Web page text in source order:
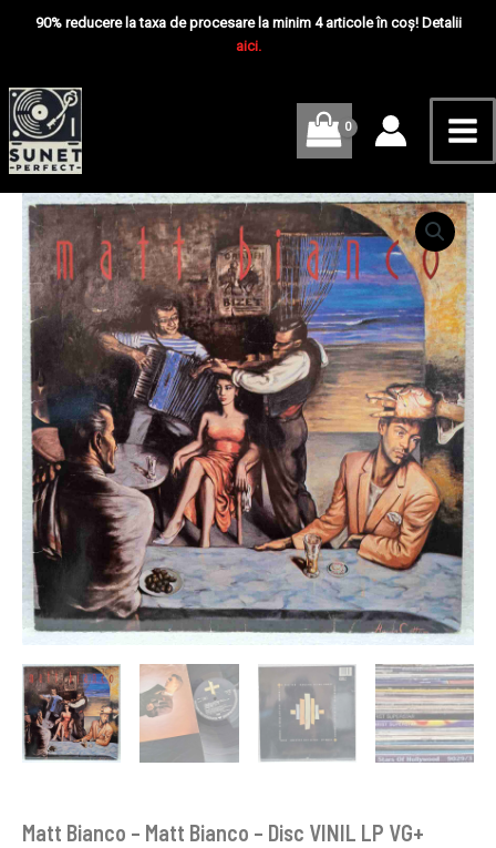
90% reducere la taxa de procesare la minim 4 articole în coș! Detalii
aici.
Matt Bianco – Matt Bianco – Disc VINIL LP VG+
Cantitate
Matt
Bianco
–
Matt
Bianco
Disc
VINIL
LP
VG+
Bianco